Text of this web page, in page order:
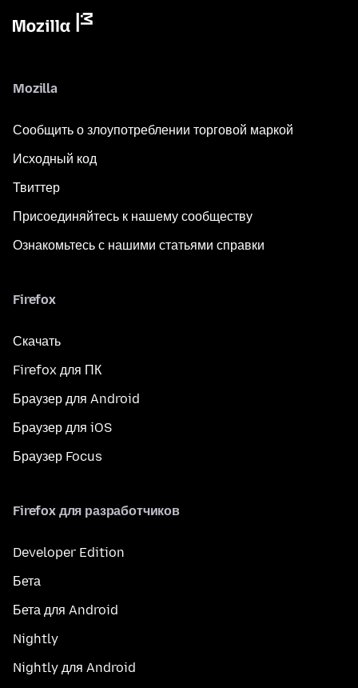
Mozilla
Сообщить о злоупотреблении торговой маркой
Исходный код
Твиттер
Присоединяйтесь к нашему сообществу
Ознакомьтесь с нашими статьями справки
Firefox
Скачать
Firefox для ПК
Браузер для Android
Браузер для iOS
Браузер Focus
Firefox для разработчиков
Developer Edition
Бета
Бета для Android
Nightly
Nightly для Android